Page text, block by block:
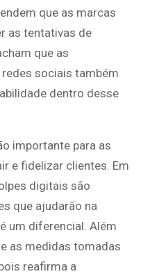
que as marcas
as tentativas de
que as
sociais também
dentro desse
importante para as
e fidelizar clientes. Em
digitais são
que ajudarão na
um diferencial. Além
as medidas tomadas
reafirma a